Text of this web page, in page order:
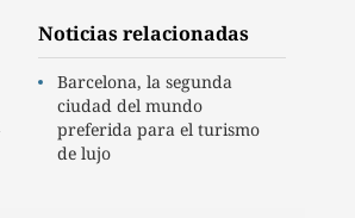
Noticias relacionadas
Barcelona, la segunda
ciudad del mundo
preferida para el turismo
de lujo